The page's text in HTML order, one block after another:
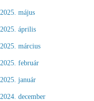
2025. május
2025. április
2025. március
2025. február
2025. január
2024. december